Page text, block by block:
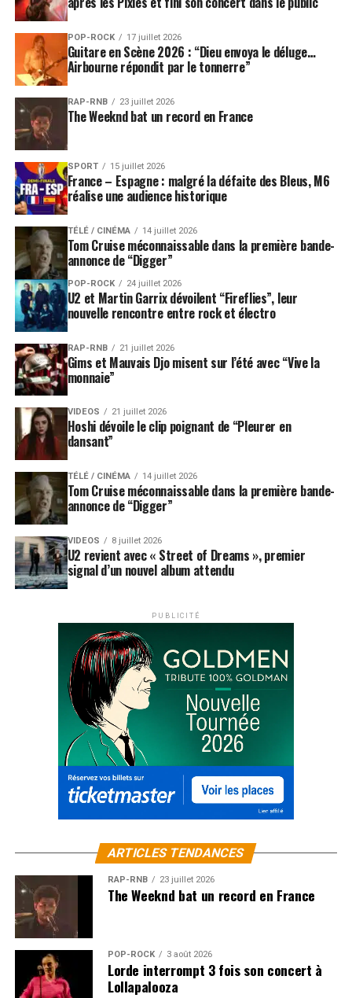
POP-ROCK 17 juillet 2026
Guitare en Scène 2026 : “Dieu envoya le déluge…
Airbourne répondit par le tonnerre”
RAP-RNB 23 juillet 2026
The Weeknd bat un record en France
SPORT 15 juillet 2026
France – Espagne : malgré la défaite des Bleus, M6
réalise une audience historique
TÉLÉ / CINÉMA 14 juillet 2026
Tom Cruise méconnaissable dans la première bande-
annonce de “Digger”
POP-ROCK 24 juillet 2026
U2 et Martin Garrix dévoilent “Fireflies”, leur
nouvelle rencontre entre rock et électro
RAP-RNB 21 juillet 2026
Gims et Mauvais Djo misent sur l’été avec “Vive la
monnaie”
VIDEOS 21 juillet 2026
Hoshi dévoile le clip poignant de “Pleurer en
dansant”
TÉLÉ / CINÉMA 14 juillet 2026
Tom Cruise méconnaissable dans la première bande-
annonce de “Digger”
VIDEOS 8 juillet 2026
U2 revient avec « Street of Dreams », premier
signal d’un nouvel album attendu
PUBLICITÉ
ARTICLES TENDANCES
RAP-RNB 23 juillet 2026
The Weeknd bat un record en France
POP-ROCK 3 août 2026
Lorde interrompt 3 fois son concert à
Lollapalooza